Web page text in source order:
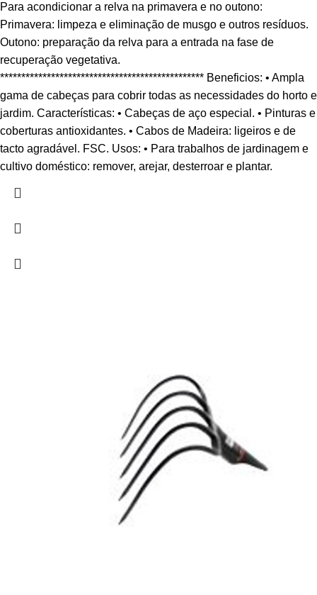
Para acondicionar a relva na primavera e no outono:
Primavera: limpeza e eliminação de musgo e outros resíduos.
Outono: preparação da relva para a entrada na fase de
recuperação vegetativa.
************************************************ Beneficios: • Ampla
gama de cabeças para cobrir todas as necessidades do horto e
jardim. Características: • Cabeças de aço especial. • Pinturas e
coberturas antioxidantes. • Cabos de Madeira: ligeiros e de
tacto agradável. FSC. Usos: • Para trabalhos de jardinagem e
cultivo doméstico: remover, arejar, desterroar e plantar.